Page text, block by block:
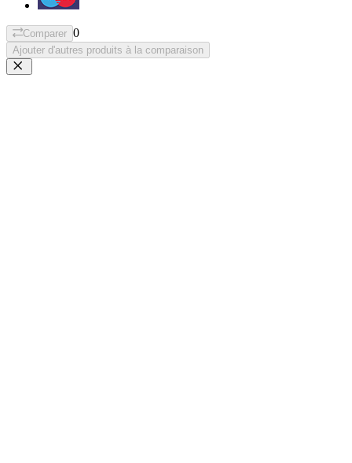
Comparer 0
Ajouter d'autres produits à la comparaison